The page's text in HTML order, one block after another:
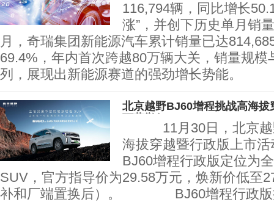
116,794辆，同比增长
涨”，并创下历史单月销
月，奇瑞集团新能源汽车累计销量已达
69.4%，年内首次跨越80万辆大关，销量规模
列，展现出新能源赛道的强劲增长势能。
北京越野BJ60增程挑战高海
11月30日，北京越
海拔穿越暨行政版上市
BJ60增程行政版定位为
SUV，官方指导价为29.58万元，焕新价低至
补和厂端置换后）。 BJ60增程行政版